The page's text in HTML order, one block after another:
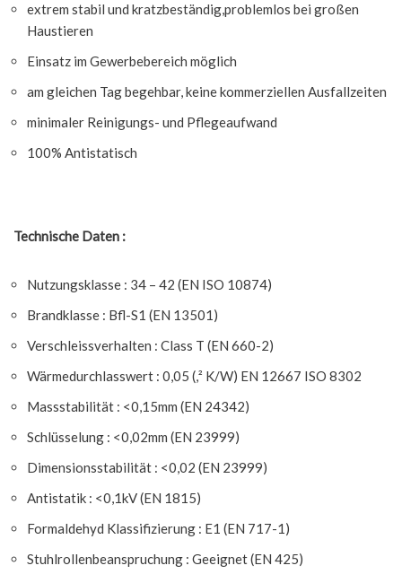
extrem stabil und kratzbeständig,problemlos bei großen
Haustieren
Einsatz im Gewerbebereich möglich
am gleichen Tag begehbar, keine kommerziellen Ausfallzeiten
minimaler Reinigungs- und Pflegeaufwand
100% Antistatisch
Technische Daten :
Nutzungsklasse : 34 – 42 (EN ISO 10874)
Brandklasse : Bfl-S1 (EN 13501)
Verschleissverhalten : Class T (EN 660-2)
Wärmedurchlasswert : 0,05 (,² K/W) EN 12667 ISO 8302
Massstabilität : <0,15mm (EN 24342)
Schlüsselung : <0,02mm (EN 23999)
Dimensionsstabilität : <0,02 (EN 23999)
Antistatik : <0,1kV (EN 1815)
Formaldehyd Klassifizierung : E1 (EN 717-1)
Stuhlrollenbeanspruchung : Geeignet (EN 425)